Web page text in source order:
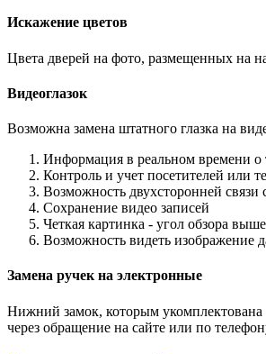
Искажение цветов
Цвета дверей на фото, размещенных на
Видеоглазок
Возможна замена штатного глазка на
Информация в реальном времени о
Контроль и учет посетителей или
Возможность двухсторонней
Сохранение видео записей
Четкая картинка - угол обзора
Возможность видеть изображение
Замена ручек на электронные
Нижний замок, которым укомплектована
через обращение на сайте или по